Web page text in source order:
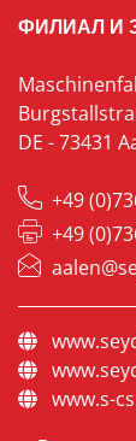
ФИЛИАЛ И
DE - 73431
+49
+49
www.s-